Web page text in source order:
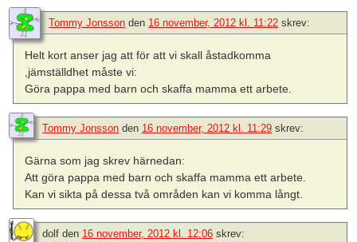
Tommy Jonsson den 16 november, 2012 kl. 11:22 skrev:
Helt kort anser jag att för att vi skall åstadkomma
,jämställdhet måste vi:
Göra pappa med barn och skaffa mamma ett arbete.
Tommy Jonsson den 16 november, 2012 kl. 11:29 skrev:
Gärna som jag skrev härnedan:
Att göra pappa med barn och skaffa mamma ett arbete.
Kan vi sikta på dessa två områden kan vi komma långt.
dolf den 16 november, 2012 kl. 12:06 skrev: